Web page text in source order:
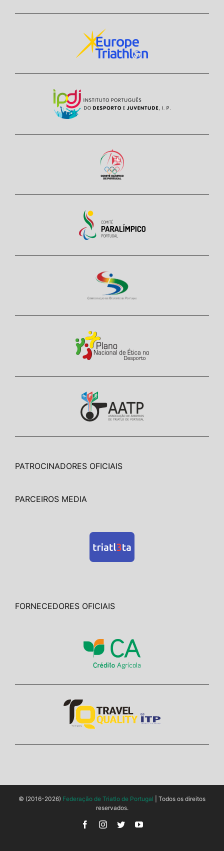
PATROCINADORES OFICIAIS
PARCEIROS MEDIA
FORNECEDORES OFICIAIS
© (2016-2026) Federação de Triatlo de Portugal | Todos os direitos
reservados.
FacebookInstagram
TwitterYouTube